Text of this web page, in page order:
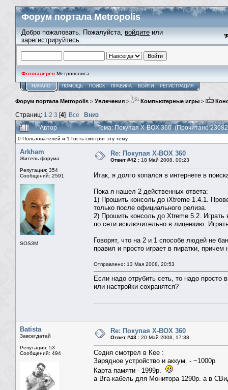
Форум портала Metropolis
Добро пожаловать. Пожалуйста, войдите или
зарегистрируйтесь.
Фотогалерея Метрополиса
НАЧАЛО ПОМОЩЬ ПОИСК ПРАВИЛА ВОЙТИ РЕГИСТРАЦИЯ
Форум портала Metropolis > Увлечения > Компьютерные игры >
Страниц: 1 2 3 [4] Все
Вниз
Автор
Тема: Покупая X-BOX 360 (Прочитано
0 Пользователей и 1 Гость смотрят эту тему.
Arkham
Житель форума
Репутация: 354
Сообщений: 2591
SOS3M
Re: Покупая X-BOX 360
Ответ #42 : 18 Май 2008, 00:23
Итак, я долго копался в интернете в
Пока я нашел 2 действенных ответа:
1) Прошить консоль до iXtreme 1.4.1.
только после официального релиза.
2) Прошить консоль до Xtreme 5.2.
по сети исключительно в лицензию.
Говорят, что на 2 и 1 способе людей не
правил и просто играет в пиратки, причем
Отправлено: 13 Мая 2008, 20:53
Если надо отрубить сеть, то надо
или настройки сохранятся?
Batista
Завсегдатай
Репутация: 53
Сообщений: 494
Re: Покупая X-BOX 360
Ответ #43 : 20 Май 2008, 17:38
Седня смотрел в Кее :
Зарядное устройство и аккум. - ~1000р
Карта памяти - 1999р.
а Вга-кабель для Монитора 1290р. а в